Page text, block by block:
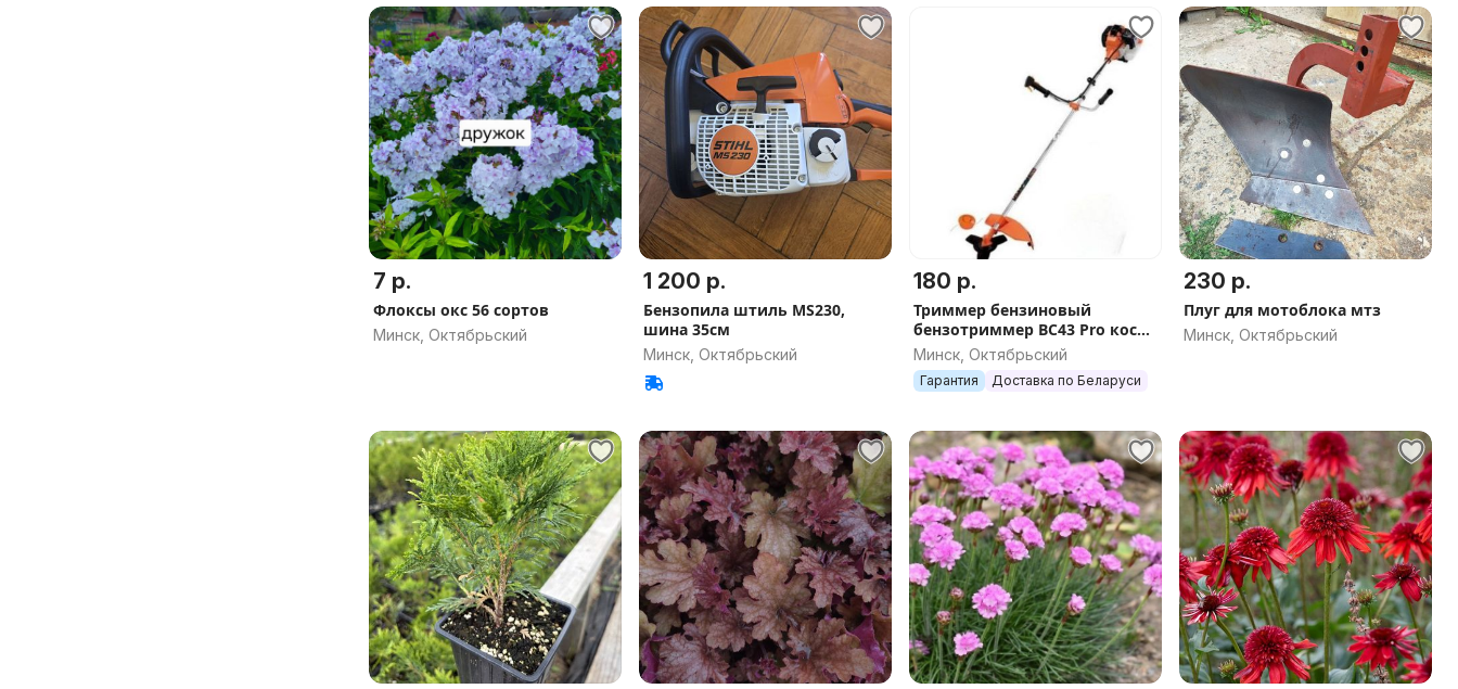
7 р.
Флоксы окс 56 сортов
Минск, Октябрьский
1 200 р.
Бензопила штиль MS230,
шина 35см
Минск, Октябрьский
180 р.
Триммер бензиновый
бензотриммер ВС43 Pro коса
бензиновая бензокоса
Минск, Октябрьский
Гарантия Доставка по Беларуси
230 р.
Плуг для мотоблока мтз
Минск, Октябрьский